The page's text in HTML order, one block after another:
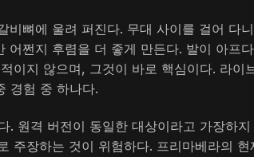
비뼈에 울려 퍼진다. 무대 사이를 걸어 다
어쩐지 후렴을 더 좋게 만든다. 발이 아프
이지 않으며, 그것이 바로 핵심이다. 라이
경험 중 하나다.
. 원격 버전이 동일한 대상이라고 가장하지
주장하는 것이 위험하다. 프리마베라의 현